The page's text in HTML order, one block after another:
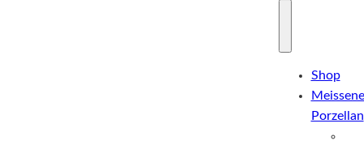
Shop
Porzellan